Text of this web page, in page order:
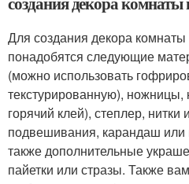
Для создания декора
понадобятся следующие
(можно использовать
текстурированную),
горячий клей), степлер, нитки
подвешивания, карандаш или
также дополнительные
пайетки или стразы. Также